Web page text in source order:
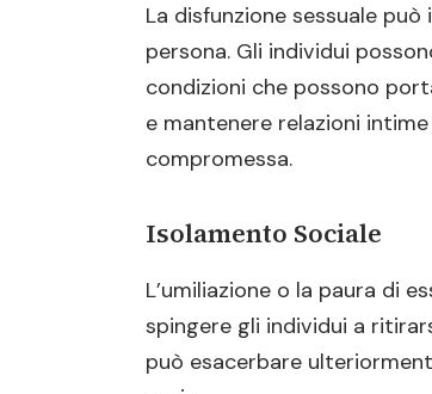
La disfunzione sessuale
persona. Gli individui
condizioni che possono
e mantenere relazioni
compromessa.
Isolamento Sociale
L’umiliazione o la paura di
spingere gli individui a
può esacerbare